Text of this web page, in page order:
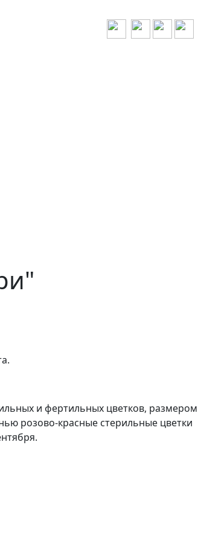
и фертильных цветков, размером
розово-красные стерильные цветки